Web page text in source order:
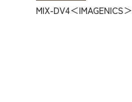
MIX-DV4＜IMAGENICS＞